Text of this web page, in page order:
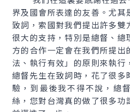
界及國會所表達的友善。尤其
致詞，索國對我們提出許多雙
很大的支持，特別是總督、總
方的合作一定會在我們所提
法、執行有效」的原則來執行
總督先生在致詞時，花了很多
驗，到最後我不得不說，總
絲，您對台灣真的做了很多功